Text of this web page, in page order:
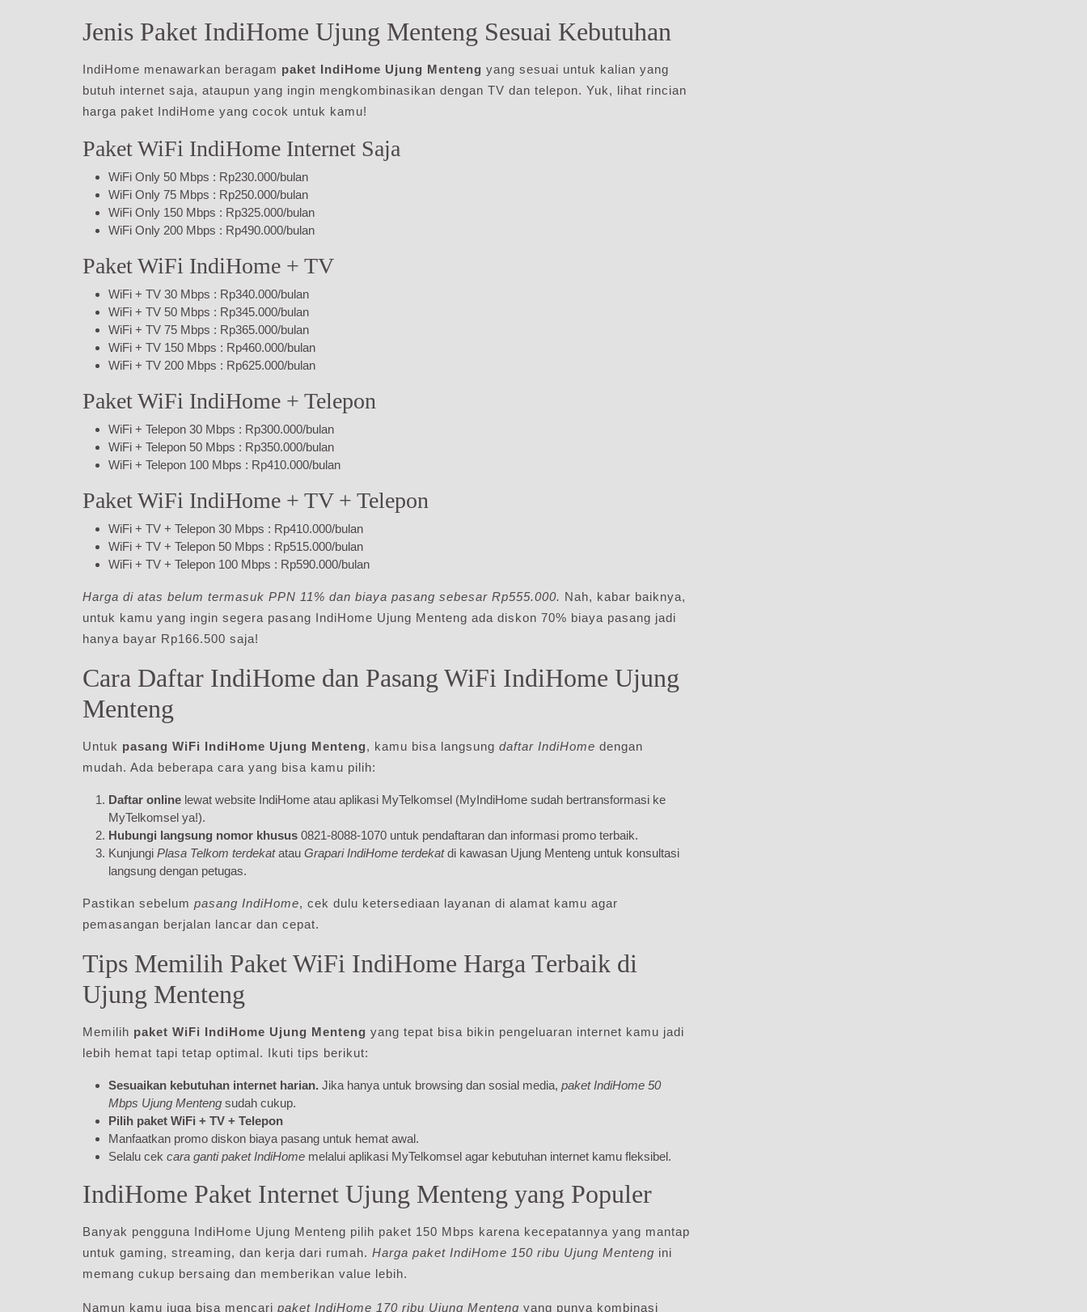
Jenis Paket IndiHome Ujung Menteng Sesuai Kebutuhan
IndiHome menawarkan beragam paket IndiHome Ujung Menteng yang sesuai untuk kalian yang
butuh internet saja, ataupun yang ingin mengkombinasikan dengan TV dan telepon. Yuk, lihat rincian
harga paket IndiHome yang cocok untuk kamu!
Paket WiFi IndiHome Internet Saja
WiFi Only 50 Mbps : Rp230.000/bulan
WiFi Only 75 Mbps : Rp250.000/bulan
WiFi Only 150 Mbps : Rp325.000/bulan
WiFi Only 200 Mbps : Rp490.000/bulan
Paket WiFi IndiHome + TV
WiFi + TV 30 Mbps : Rp340.000/bulan
WiFi + TV 50 Mbps : Rp345.000/bulan
WiFi + TV 75 Mbps : Rp365.000/bulan
WiFi + TV 150 Mbps : Rp460.000/bulan
WiFi + TV 200 Mbps : Rp625.000/bulan
Paket WiFi IndiHome + Telepon
WiFi + Telepon 30 Mbps : Rp300.000/bulan
WiFi + Telepon 50 Mbps : Rp350.000/bulan
WiFi + Telepon 100 Mbps : Rp410.000/bulan
Paket WiFi IndiHome + TV + Telepon
WiFi + TV + Telepon 30 Mbps : Rp410.000/bulan
WiFi + TV + Telepon 50 Mbps : Rp515.000/bulan
WiFi + TV + Telepon 100 Mbps : Rp590.000/bulan
Harga di atas belum termasuk PPN 11% dan biaya pasang sebesar Rp555.000. Nah, kabar baiknya,
untuk kamu yang ingin segera pasang IndiHome Ujung Menteng ada diskon 70% biaya pasang jadi
hanya bayar Rp166.500 saja!
Cara Daftar IndiHome dan Pasang WiFi IndiHome Ujung
Menteng
Untuk pasang WiFi IndiHome Ujung Menteng, kamu bisa langsung daftar IndiHome dengan
mudah. Ada beberapa cara yang bisa kamu pilih:
Daftar online lewat website IndiHome atau aplikasi MyTelkomsel (MyIndiHome sudah bertransformasi ke
MyTelkomsel ya!).
Hubungi langsung nomor khusus 0821-8088-1070 untuk pendaftaran dan informasi promo terbaik.
Kunjungi Plasa Telkom terdekatatau Grapari IndiHome terdekatdi kawasan Ujung Menteng untuk konsultasi
langsung dengan petugas.
Pastikan sebelum pasang IndiHome, cek dulu ketersediaan layanan di alamat kamu agar
pemasangan berjalan lancar dan cepat.
Tips Memilih Paket WiFi IndiHome Harga Terbaik di
Ujung Menteng
Memilih paket WiFi IndiHome Ujung Menteng yang tepat bisa bikin pengeluaran internet kamu jadi
lebih hemat tapi tetap optimal. Ikuti tips berikut:
Sesuaikan kebutuhan internet harian. Jika hanya untuk browsing dan sosial media, paket IndiHome 50
Mbps Ujung Menteng sudah cukup.
Pilih paket WiFi + TV + Telepon
Manfaatkan promo diskon biaya pasang untuk hemat awal.
Selalu cek cara ganti paket IndiHome melalui aplikasi MyTelkomsel agar kebutuhan internet kamu fleksibel.
IndiHome Paket Internet Ujung Menteng yang Populer
Banyak pengguna IndiHome Ujung Menteng pilih paket 150 Mbps karena kecepatannya yang mantap
untuk gaming, streaming, dan kerja dari rumah. Harga paket IndiHome 150 ribu Ujung Menteng ini
memang cukup bersaing dan memberikan value lebih.
Namun kamu juga bisa mencari paket IndiHome 170 ribu Ujung Menteng yang punya kombinasi